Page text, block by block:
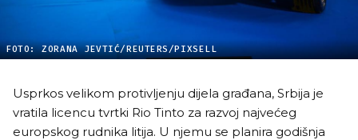
FOTO: ZORANA JEVTIĆ/REUTERS/PIXSELL
Usprkos velikom protivljenju dijela građana, Srbija je
vratila licencu tvrtki Rio Tinto za razvoj najvećeg
europskog rudnika litija. U njemu se planira godišnja